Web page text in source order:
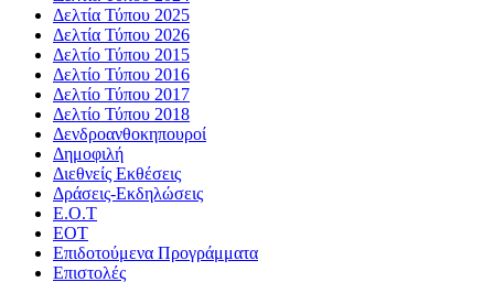
Δελτία Τύπου 2025
Δελτία Τύπου 2026
Δελτίο Τύπου 2015
Δελτίο Τύπου 2016
Δελτίο Τύπου 2017
Δελτίο Τύπου 2018
Δενδροανθοκηπουροί
Δημοφιλή
Διεθνείς Εκθέσεις
Δράσεις-Εκδηλώσεις
Ε.Ο.Τ
ΕΟΤ
Επιδοτούμενα Προγράμματα
Επιστολές